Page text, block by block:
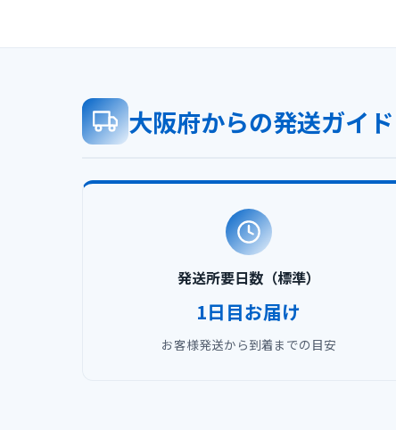
大阪府からの発送ガイド
発送所要日数（標準）
1日目お届け
お客様発送から到着までの目安